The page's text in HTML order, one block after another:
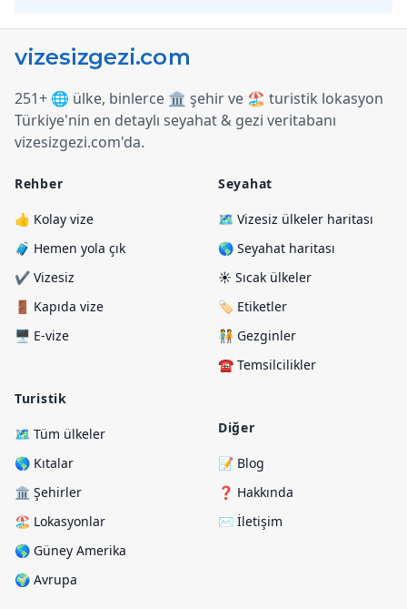
251+ 🌐 ülke, binlerce 🏛️ şehir ve 🏖️ turistik lokasyon
Türkiye'nin en detaylı seyahat & gezi veritabanı
vizesizgezi.com'da.
Rehber
👍 Kolay vize
🧳 Hemen yola çık
✔️ Vizesiz
🚪 Kapıda vize
🖥️ E-vize
Turistik
🗺️ Tüm ülkeler
🌎 Kıtalar
🏛️ Şehirler
🏖️ Lokasyonlar
🌎 Güney Amerika
🌍 Avrupa
Seyahat
🗺️ Vizesiz ülkeler haritası
🌎 Seyahat haritası
☀️ Sıcak ülkeler
🏷️ Etiketler
🧑‍🤝‍🧑 Gezginler
☎️ Temsilcilikler
Diğer
📝 Blog
❓ Hakkında
✉️ İletişim